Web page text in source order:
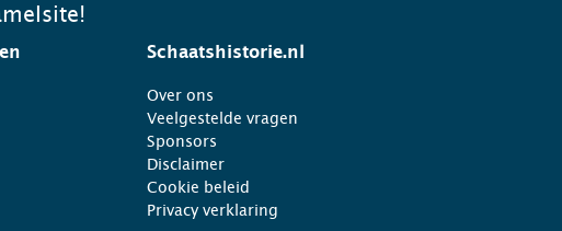
Schaatshistorie.nl
Over ons
Veelgestelde vragen
Sponsors
Disclaimer
Cookie beleid
Privacy verklaring